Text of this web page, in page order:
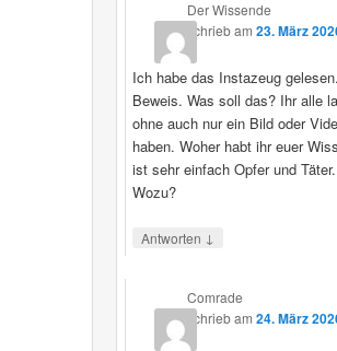
Der Wissende
schriebam23. März
Ich habe das Instazeug
Beweis. Was soll das? Ihr alle
ohne auch nur ein Bild oder
haben. Woher habt ihr euer
ist sehr einfach Opfer und
Wozu?
Antworten ↓
Comrade
schriebam24. März